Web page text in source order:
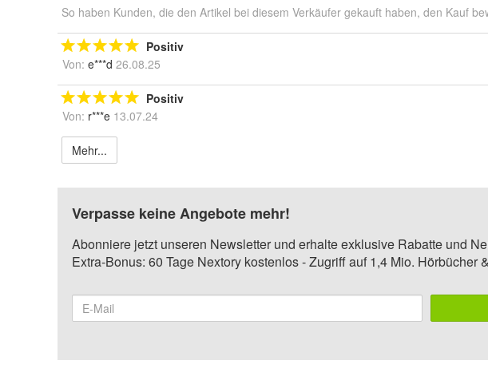
So haben Kunden, die den Artikel bei diesem Verkäufer gekauft haben, den Kauf
Positiv
Von: e***d 26.08.25
Positiv
Von: r***e 13.07.24
Mehr...
Verpasse keine Angebote mehr!
Abonniere jetzt unseren Newsletter und erhalte exklusive Rabatte und
Extra-Bonus: 60 Tage Nextory kostenlos - Zugriff auf 1,4 Mio. Hörbücher